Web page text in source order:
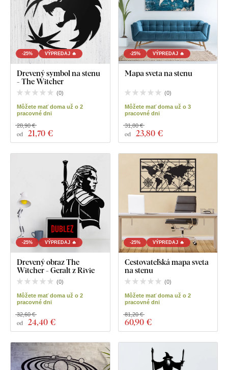
-25% VÝPREDAJ 🔥
Drevený symbol na stenu
- The Witcher
(0)
Môžete mať doma už o 2
pracovné dni
od 21,70 €
28,90 €
-25% VÝPREDAJ 🔥
Mapa sveta na stenu
(0)
Môžete mať doma už o 3
pracovné dni
od 23,80 €
31,80 €
-25% VÝPREDAJ 🔥
Drevený obraz The
Witcher - Geralt z Rivie
(0)
Môžete mať doma už o 2
pracovné dni
od 24,40 €
32,60 €
-25% VÝPREDAJ 🔥
Cestovateľská mapa sveta
na stenu
(0)
Môžete mať doma už o 2
pracovné dni
60,90 €
81,20 €